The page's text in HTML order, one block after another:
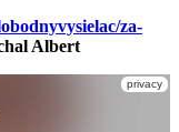
za-
Albert